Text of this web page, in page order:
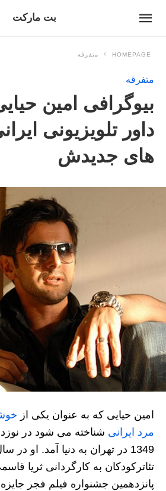
بت مارکت
HOMEPAGE متفرقه
متفرقه
بیوگرافی امین
داور تلویزیونی
های جدیدش
امین حیایی که به عنوان یکی از
مرد ایرانی شناخته می شود در
تئاترکودکان به کارگردانی ثریا
پانزدهمین جشنواره فیلم فجر